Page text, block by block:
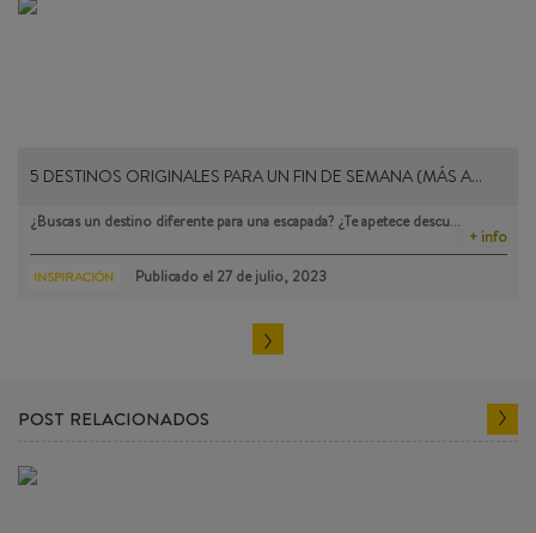
5 DESTINOS ORIGINALES PARA UN FIN DE SEMANA (MÁS A…
¿Buscas un destino diferente para una escapada? ¿Te apetece descu…
+ info
INSPIRACIÓN Publicado el 27 de julio, 2023
POST RELACIONADOS